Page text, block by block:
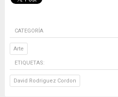
CATEGORÍA
Arte
ETIQUETAS:
David Rodriguez Cordon